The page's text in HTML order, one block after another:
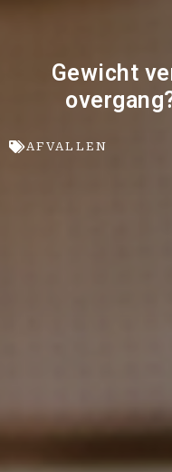
Gewicht
AFVALLEN